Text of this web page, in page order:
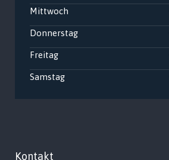
Mittwoch
Donnerstag
Freitag
Samstag
Kontakt